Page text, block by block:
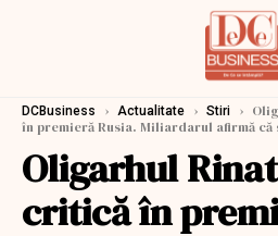
DCBusiness › Actualitate › Stiri ›
în premieră Rusia. Miliardarul afirmă că
Oligarhul
critică în